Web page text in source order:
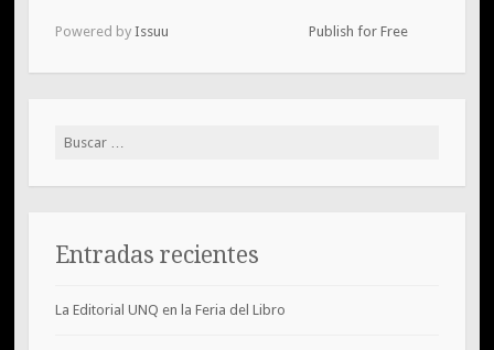
Powered by Issuu Publish for Free
Buscar:
Entradas recientes
La Editorial UNQ en la Feria del Libro